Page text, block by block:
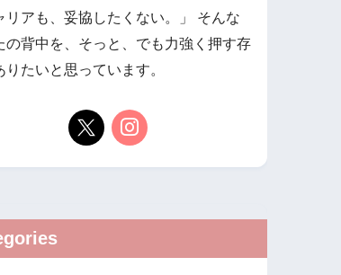
リアも、妥協したくない。」 そんな
の背中を、そっと、でも力強く押す存
りたいと思っています。